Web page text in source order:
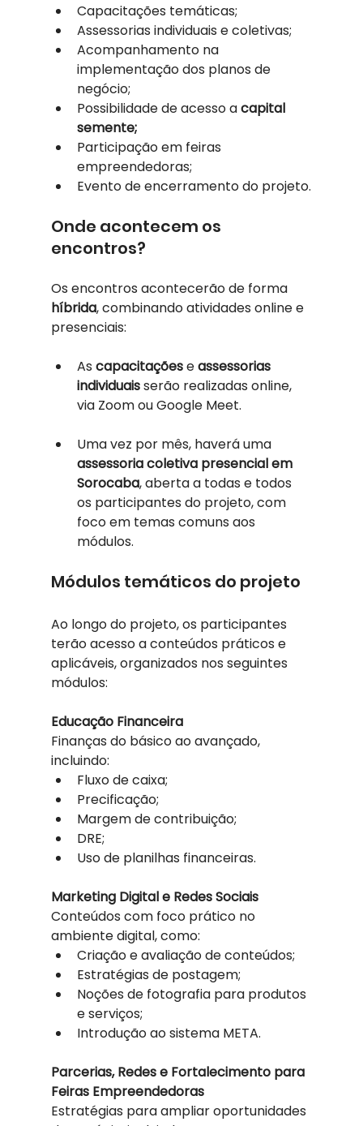
Capacitações temáticas;
Assessorias individuais e coletivas;
Acompanhamento na
implementação dos planos de
negócio;
Possibilidade de acesso a capital
semente;
Participação em feiras
empreendedoras;
Evento de encerramento do projeto.
Onde acontecem os
encontros?
Os encontros acontecerão de forma
híbrida, combinando atividades online e
presenciais:
As capacitações e assessorias
individuais serão realizadas online,
via Zoom ou Google Meet.
Uma vez por mês, haverá uma
assessoria coletiva presencial em
Sorocaba, aberta a todas e todos
os participantes do projeto, com
foco em temas comuns aos
módulos.
Módulos temáticos do projeto
Ao longo do projeto, os participantes
terão acesso a conteúdos práticos e
aplicáveis, organizados nos seguintes
módulos:
Educação Financeira
Finanças do básico ao avançado,
incluindo:
Fluxo de caixa;
Precificação;
Margem de contribuição;
DRE;
Uso de planilhas financeiras.
Marketing Digital e Redes Sociais
Conteúdos com foco prático no
ambiente digital, como:
Criação e avaliação de conteúdos;
Estratégias de postagem;
Noções de fotografia para produtos
e serviços;
Introdução ao sistema META.
Parcerias, Redes e Fortalecimento para
Feiras Empreendedoras
Estratégias para ampliar oportunidades